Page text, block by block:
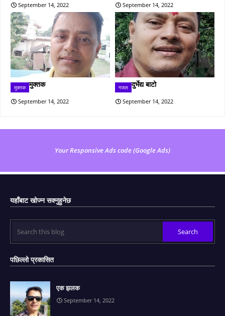
September 14, 2022 September 14, 2022
मुक्तक मुक्तक
September 14, 2022
गजल दुर्भेद्य बाटो
September 14, 2022
Your Responsive Ads code (Google Ads)
यहाँबाट खोज्न सक्नुहुनेछ
पछिल्लो प्रकासित
एक झलक
September 14, 2022